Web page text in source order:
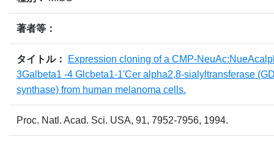
著者等：
タイトル：
Expression cloning of a CMP-
3Galbeta1 -4 Glcbeta1-1'Cer alpha2,8-sialyltransferase
synthase) from human melanoma cells.
Proc. Natl. Acad. Sci. USA, 91, 7952-7956, 1994.